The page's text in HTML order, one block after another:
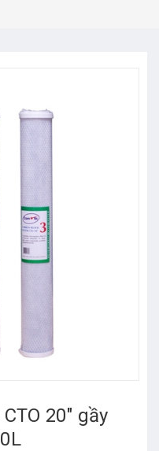
20" gầy